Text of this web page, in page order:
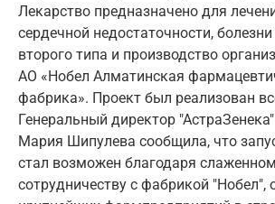
Лекарство предназначено для
сердечной недостаточности,
второго типа и производство
АО «Нобел Алматинская
фабрика». Проект был реализован
Генеральный директор
Мария Шипулева сообщила, что
стал возможен благодаря
сотрудничеству с фабрикой "Нобел",